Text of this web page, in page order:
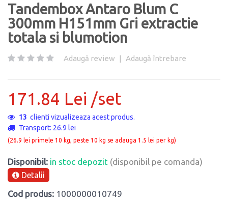
Tandembox Antaro Blum C
300mm H151mm Gri extractie
totala si blumotion
Adaugă review | Adaugă întrebare
171.84 Lei /set
13 clienti vizualizeaza acest produs.
Transport: 26.9 lei
(26.9 lei primele 10 kg, peste 10 kg se adauga 1.5 lei per kg)
Disponibil: in stoc depozit (disponibil pe comanda)
Detalii
Cod produs: 1000000010749